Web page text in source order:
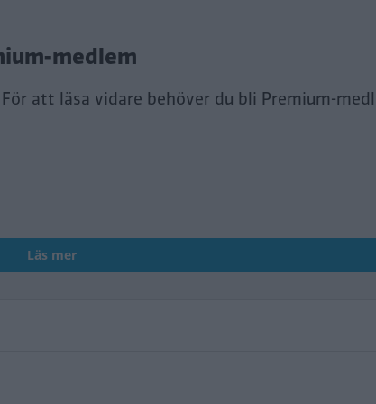
medlem
att läsa vidare behöver du bli Premium-
Läs mer